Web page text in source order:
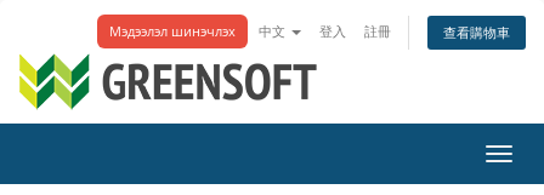
Мэдээлэл шинэчлэх 中文 登入 註冊 查看購物車
切
換